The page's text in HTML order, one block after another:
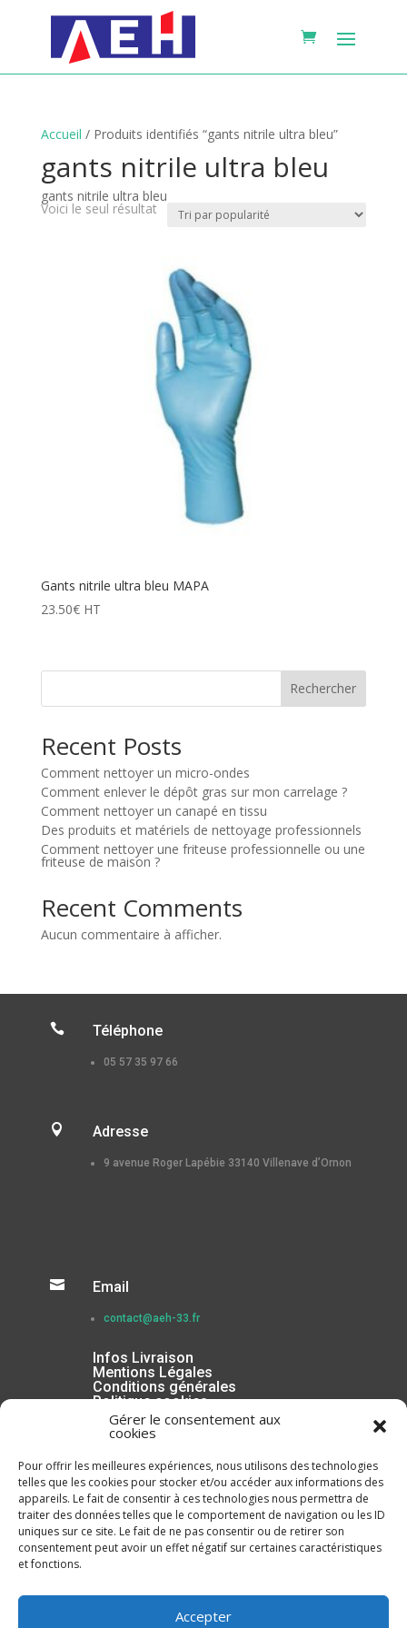
Gérer le consentement aux
cookies
Pour offrir les meilleures expériences, nous utilisons des technologies
telles que les cookies pour stocker et/ou accéder aux informations des
appareils. Le fait de consentir à ces technologies nous permettra de
traiter des données telles que le comportement de navigation ou les ID
uniques sur ce site. Le fait de ne pas consentir ou de retirer son
consentement peut avoir un effet négatif sur certaines caractéristiques
et fonctions.
Accepter
Accueil / Produits identifiés “gants nitrile ultra bleu”
gants nitrile ultra bleu
gants nitrile ultra bleu
Voici le seul résultat
Gants nitrile ultra bleu MAPA
23.50€ HT
Rechercher
Recent Posts
Comment nettoyer un micro-ondes
Comment enlever le dépôt gras sur mon carrelage ?
Comment nettoyer un canapé en tissu
Des produits et matériels de nettoyage professionnels
Comment nettoyer une friteuse professionnelle ou une
friteuse de maison ?
Recent Comments
Aucun commentaire à afficher.
 Téléphone
05 57 35 97 66
 Adresse
9 avenue Roger Lapébie 33140 Villenave d’Ornon
 Email
contact@aeh-33.fr
Infos Livraison
Mentions Légales
Conditions générales
Politique cookies